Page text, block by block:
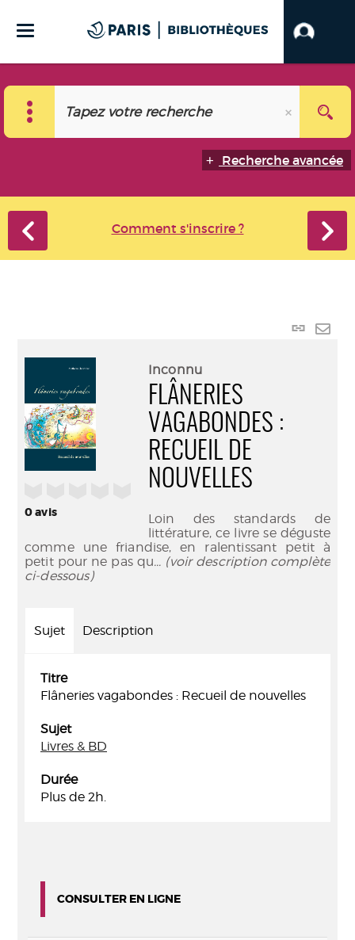
Recherche avancée
Comment s'inscrire ?
Lien
0avis
Inconnu
FLÂNERIES
VAGABONDES :
RECUEIL DE
NOUVELLES
Loin des standards de
littérature, ce livre se déguste
comme une friandise, en ralentissant petit à
petit pour ne pas qu... (voir description complète
ci-dessous)
Sujet Description
Titre
Flâneries vagabondes : Recueil de nouvelles
Sujet
Livres & BD
Durée
Plus de 2h.
CONSULTER EN LIGNE